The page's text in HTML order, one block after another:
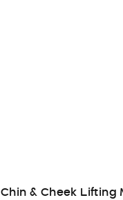
Chin & Cheek Lifting